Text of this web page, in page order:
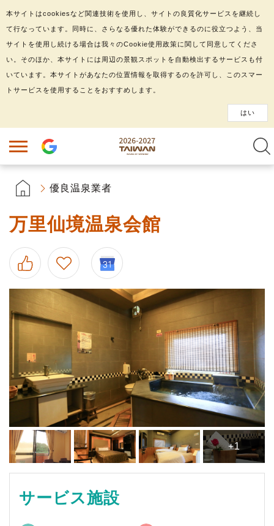
優良温泉業者
万里仙境温泉会館
+1
サービス施設
本サイトはcookiesなど関連技術を使用し、サイトの良質化サービスを継続し
て行なっています。同時に、さらなる優れた体験ができるのに役立つよう、当
サイトを使用し続ける場合は我々のCookie使用政策に関して同意してくださ
い。そのほか、本サイトには周辺の景観スポットを自動検出するサービスも付
いています。本サイトがあなたの位置情報を取得するのを許可し、このスマー
トサービスを使用することをおすすめします。
はい